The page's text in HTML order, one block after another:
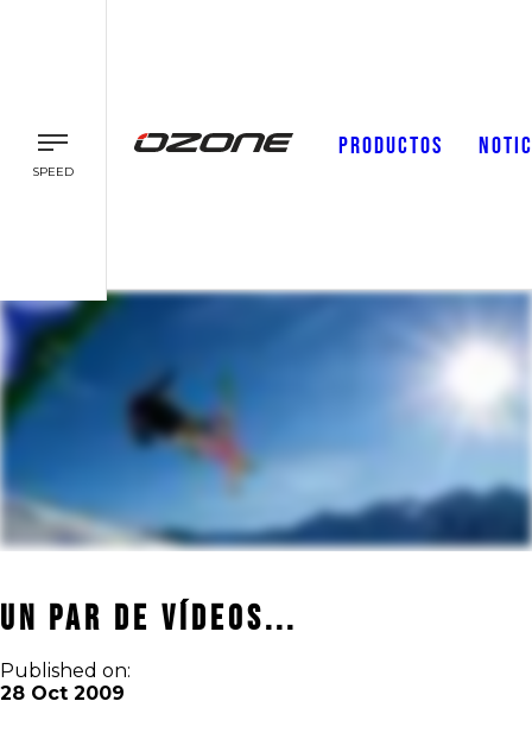
SPEED
PRODUCTOS
Un par de vídeos...
Published on:
28 Oct 2009